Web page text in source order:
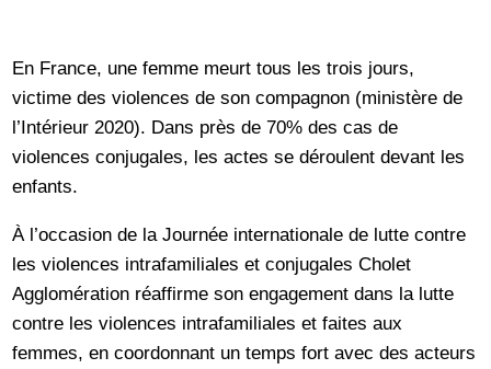
En France, une femme meurt tous les trois jours,
victime des violences de son compagnon (ministère de
l’Intérieur 2020). Dans près de 70% des cas de
violences conjugales, les actes se déroulent devant les
enfants.
À l’occasion de la Journée internationale de lutte contre
les violences intrafamiliales et conjugales Cholet
Agglomération réaffirme son engagement dans la lutte
contre les violences intrafamiliales et faites aux
femmes, en coordonnant un temps fort avec des acteurs